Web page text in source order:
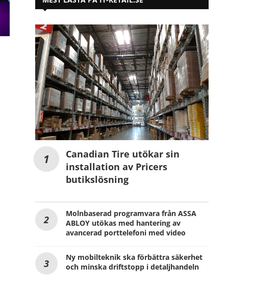
Canadian Tire utökar sin
installation av Pricers
butikslösning
Molnbaserad programvara från ASSA
ABLOY utökas med hantering av
avancerad porttelefoni med video
Ny mobilteknik ska förbättra säkerhet
och minska driftstopp i detaljhandeln